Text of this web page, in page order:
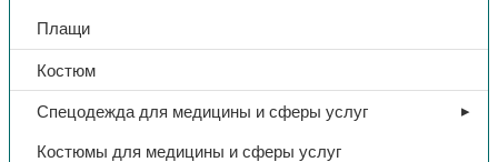
Плащи
Костюм
Спецодежда для медицины и сферы услуг
Костюмы для медицины и сферы услуг